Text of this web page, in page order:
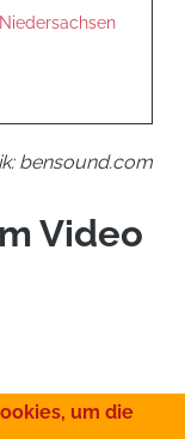
bensound.com
Video
um die